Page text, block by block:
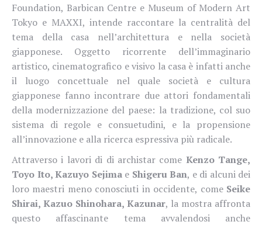
Foundation, Barbican Centre e Museum of Modern Art
Tokyo e MAXXI, intende raccontare la centralità del
tema della casa nell’architettura e nella società
giapponese. Oggetto ricorrente dell’immaginario
artistico, cinematografico e visivo la casa è infatti anche
il luogo concettuale nel quale società e cultura
giapponese fanno incontrare due attori fondamentali
della modernizzazione del paese: la tradizione, col suo
sistema di regole e consuetudini, e la propensione
all’innovazione e alla ricerca espressiva più radicale.
Attraverso i lavori di di archistar come Kenzo Tange,
Toyo Ito, Kazuyo Sejima e Shigeru Ban, e di alcuni dei
loro maestri meno conosciuti in occidente, come Seike
Shirai, Kazuo Shinohara, Kazunar, la mostra affronta
questo affascinante tema avvalendosi anche